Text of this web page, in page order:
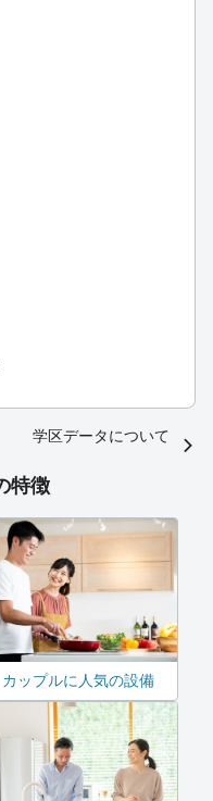
学区データについて
特徴
カップルに人気の設備